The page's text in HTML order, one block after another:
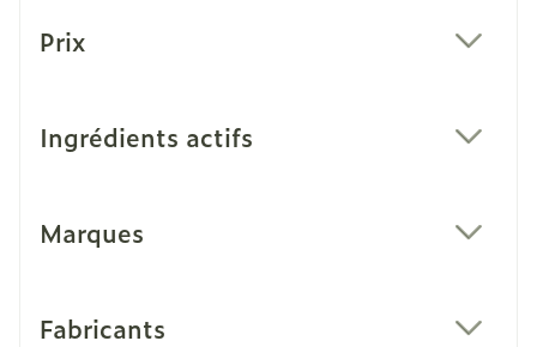
Prix
Ingrédients actifs
Marques
Fabricants